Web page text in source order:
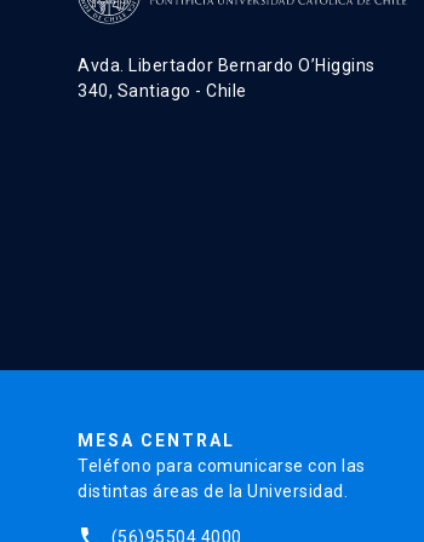
Avda. Libertador Bernardo O’Higgins
340, Santiago - Chile
MESA CENTRAL
Teléfono para comunicarse con las
distintas áreas de la Universidad.
(56)95504 4000